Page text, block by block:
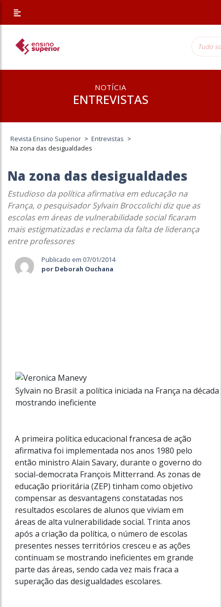
NOTÍCIA
ENTREVISTAS
Revista Ensino Superior > Entrevistas >
Na zona das desigualdades
Na zona das desigualdades
Estudioso da política afirmativa em educação na
França, o pesquisador Sylvain Broccolichi diz que as
escolas em áreas de vulnerabilidade social ficaram
mais estigmatizadas e reclama da falta de liderança
entre professores
Publicado em 07/01/2014
por Deborah Ouchana
Sylvain no Brasil: a política iniciada na França na
mostrando ineficiente
A primeira política educacional francesa de ação
afirmativa foi implementada nos anos 1980 pelo
então ministro Alain Savary, durante o governo do
social-democrata François Mitterrand. As zonas de
educação prioritária (ZEP) tinham como objetivo
compensar as desvantagens constatadas nos
resultados escolares de alunos que viviam em
áreas de alta vulnerabilidade social. Trinta anos
após a criação da política, o número de escolas
presentes nesses territórios cresceu e as ações
continuam se mostrando ineficientes em grande
parte das áreas, sendo cada vez mais fraca a
superação das desigualdades escolares.